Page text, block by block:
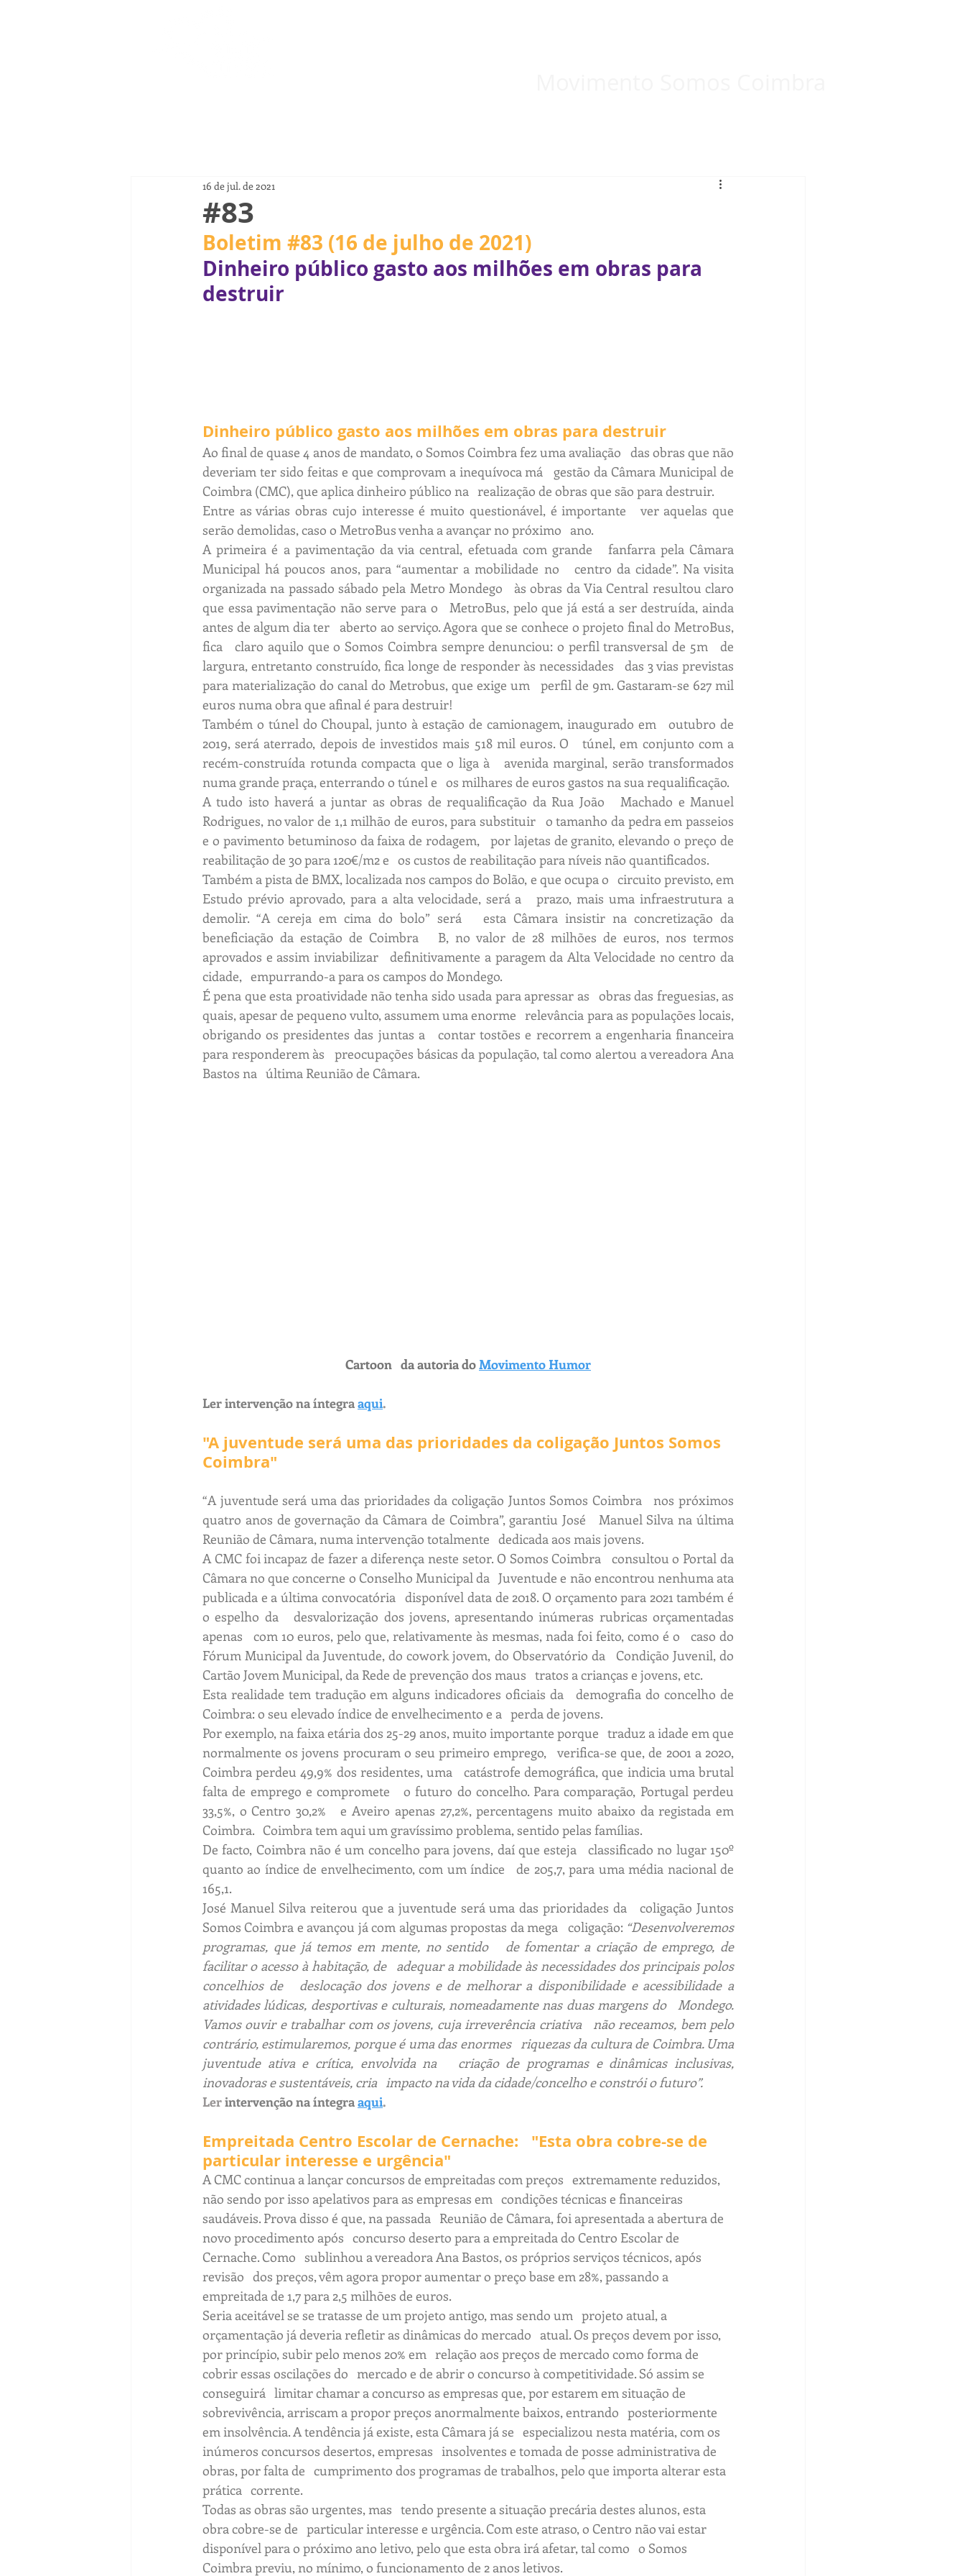
#83
16 de jul. de 2021
Boletim #83 (16 de julho de 2021)
Dinheiro público gasto aos milhões em obras para
destruir
Dinheiro público gasto aos milhões em obras para destruir
Ao final de quase 4 anos de mandato, o Somos Coimbra fez uma avaliação   das obras que não
deveriam ter sido feitas e que comprovam a inequívoca má   gestão da Câmara Municipal de
Coimbra (CMC), que aplica dinheiro público na   realização de obras que são para destruir.
Entre as várias obras cujo interesse é muito questionável, é importante   ver aquelas que
serão demolidas, caso o MetroBus venha a avançar no próximo   ano.
A primeira é a pavimentação da via central, efetuada com grande   fanfarra pela Câmara
Municipal há poucos anos, para “aumentar a mobilidade no   centro da cidade”. Na visita
organizada na passado sábado pela Metro Mondego   às obras da Via Central resultou claro
que essa pavimentação não serve para o   MetroBus, pelo que já está a ser destruída, ainda
antes de algum dia ter   aberto ao serviço. Agora que se conhece o projeto final do MetroBus,
fica   claro aquilo que o Somos Coimbra sempre denunciou: o perfil transversal de 5m   de
largura, entretanto construído, fica longe de responder às necessidades   das 3 vias previstas
para materialização do canal do Metrobus, que exige um   perfil de 9m. Gastaram-se 627 mil
euros numa obra que afinal é para destruir!
Também o túnel do Choupal, junto à estação de camionagem, inaugurado em   outubro de
2019, será aterrado, depois de investidos mais 518 mil euros. O   túnel, em conjunto com a
recém-construída rotunda compacta que o liga à   avenida marginal, serão transformados
numa grande praça, enterrando o túnel e   os milhares de euros gastos na sua requalificação.
A tudo isto haverá a juntar as obras de requalificação da Rua João   Machado e Manuel
Rodrigues, no valor de 1,1 milhão de euros, para substituir   o tamanho da pedra em passeios
e o pavimento betuminoso da faixa de rodagem,   por lajetas de granito, elevando o preço de
reabilitação de 30 para 120€/m2 e   os custos de reabilitação para níveis não quantificados.
Também a pista de BMX, localizada nos campos do Bolão, e que ocupa o   circuito previsto, em
Estudo prévio aprovado, para a alta velocidade, será a   prazo, mais uma infraestrutura a
demolir. “A cereja em cima do bolo” será   esta Câmara insistir na concretização da
beneficiação da estação de Coimbra   B, no valor de 28 milhões de euros, nos termos
aprovados e assim inviabilizar   definitivamente a paragem da Alta Velocidade no centro da
cidade,   empurrando-a para os campos do Mondego.
É pena que esta proatividade não tenha sido usada para apressar as   obras das freguesias, as
quais, apesar de pequeno vulto, assumem uma enorme   relevância para as populações locais,
obrigando os presidentes das juntas a   contar tostões e recorrem a engenharia financeira
para responderem às   preocupações básicas da população, tal como alertou a vereadora Ana
Bastos na   última Reunião de Câmara.
Cartoon   da autoria doMovimento Humor
Ler intervenção na íntegraaqui.
"A juventude será uma das prioridades da coligação Juntos Somos
Coimbra"
“A juventude será uma das prioridades da coligação Juntos Somos Coimbra   nos próximos
quatro anos de governação da Câmara de Coimbra”, garantiu José   Manuel Silva na última
Reunião de Câmara, numa intervenção totalmente   dedicada aos mais jovens.
A CMC foi incapaz de fazer a diferença neste setor. O Somos Coimbra   consultou o Portal da
Câmara no que concerne o Conselho Municipal da   Juventude e não encontrou nenhuma ata
publicada e a última convocatória   disponível data de 2018. O orçamento para 2021 também é
o espelho da   desvalorização dos jovens, apresentando inúmeras rubricas orçamentadas
apenas   com 10 euros, pelo que, relativamente às mesmas, nada foi feito, como é o   caso do
Fórum Municipal da Juventude, do cowork jovem, do Observatório da   Condição Juvenil, do
Cartão Jovem Municipal, da Rede de prevenção dos maus   tratos a crianças e jovens, etc.
Esta realidade tem tradução em alguns indicadores oficiais da   demografia do concelho de
Coimbra: o seu elevado índice de envelhecimento e a   perda de jovens.
Por exemplo, na faixa etária dos 25-29 anos, muito importante porque   traduz a idade em que
normalmente os jovens procuram o seu primeiro emprego,   verifica-se que, de 2001 a 2020,
Coimbra perdeu 49,9% dos residentes, uma   catástrofe demográfica, que indicia uma brutal
falta de emprego e compromete   o futuro do concelho. Para comparação, Portugal perdeu
33,5%, o Centro 30,2%   e Aveiro apenas 27,2%, percentagens muito abaixo da registada em
Coimbra.   Coimbra tem aqui um gravíssimo problema, sentido pelas famílias.
De facto, Coimbra não é um concelho para jovens, daí que esteja   classificado no lugar 150º
quanto ao índice de envelhecimento, com um índice   de 205,7, para uma média nacional de
165,1.
José Manuel Silva reiterou que a juventude será uma das prioridades da   coligação Juntos
Somos Coimbra e avançou já com algumas propostas da mega   coligação: “Desenvolveremos
programas, que já temos em mente, no sentido   de fomentar a criação de emprego, de
facilitar o acesso à habitação, de   adequar a mobilidade às necessidades dos principais polos
concelhios de   deslocação dos jovens e de melhorar a disponibilidade e acessibilidade a
atividades lúdicas, desportivas e culturais, nomeadamente nas duas margens do   Mondego.
Vamos ouvir e trabalhar com os jovens, cuja irreverência criativa   não receamos, bem pelo
contrário, estimularemos, porque é uma das enormes   riquezas da cultura de Coimbra. Uma
juventude ativa e crítica, envolvida na   criação de programas e dinâmicas inclusivas,
inovadoras e sustentáveis, cria   impacto na vida da cidade/concelho e constrói o futuro”.
Ler intervenção na íntegraaqui.
Empreitada Centro Escolar de Cernache:   "Esta obra cobre-se de
particular interesse e urgência"
A CMC continua a lançar concursos de empreitadas com preços   extremamente reduzidos,
não sendo por isso apelativos para as empresas em   condições técnicas e financeiras
saudáveis. Prova disso é que, na passada   Reunião de Câmara, foi apresentada a abertura de
novo procedimento após   concurso deserto para a empreitada do Centro Escolar de
Cernache. Como   sublinhou a vereadora Ana Bastos, os próprios serviços técnicos, após
revisão   dos preços, vêm agora propor aumentar o preço base em 28%, passando a
empreitada de 1,7 para 2,5 milhões de euros.
Seria aceitável se se tratasse de um projeto antigo, mas sendo um   projeto atual, a
orçamentação já deveria refletir as dinâmicas do mercado   atual. Os preços devem por isso,
por princípio, subir pelo menos 20% em   relação aos preços de mercado como forma de
cobrir essas oscilações do   mercado e de abrir o concurso à competitividade. Só assim se
conseguirá   limitar chamar a concurso as empresas que, por estarem em situação de
sobrevivência, arriscam a propor preços anormalmente baixos, entrando   posteriormente
em insolvência. A tendência já existe, esta Câmara já se   especializou nesta matéria, com os
inúmeros concursos desertos, empresas   insolventes e tomada de posse administrativa de
obras, por falta de   cumprimento dos programas de trabalhos, pelo que importa alterar esta
prática   corrente.
Todas as obras são urgentes, mas   tendo presente a situação precária destes alunos, esta
obra cobre-se de   particular interesse e urgência. Com este atraso, o Centro não vai estar
disponível para o próximo ano letivo, pelo que esta obra irá afetar, tal como   o Somos
Coimbra previu, no mínimo, o funcionamento de 2 anos letivos.